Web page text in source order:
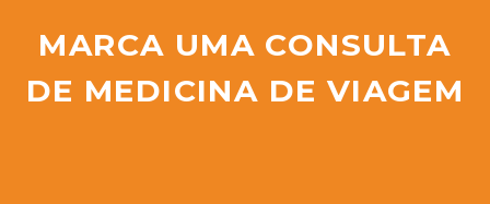
MARCA UMA CONSULTA
DE MEDICINA DE VIAGEM